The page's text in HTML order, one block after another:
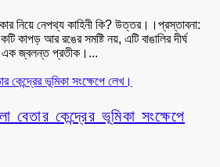
নিয়ে নেপথ্য কাহিনী কি? উত্তর।।প্রস্তাবনা:
কাপড় আর রঙের সমষ্টি নয়, এটি বাঙালির দীর্ঘ
এক জ্বলন্ত প্রতীক।...
বেতার কেন্দ্রের ভূমিকা সংক্ষেপে